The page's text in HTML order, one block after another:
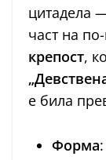
цитадела
част на
крепост,
е била
Форма